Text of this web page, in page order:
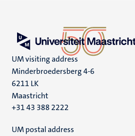
UM visiting address
Minderbroedersberg 4-6
6211 LK
Maastricht
+31 43 388 2222
UM postal address